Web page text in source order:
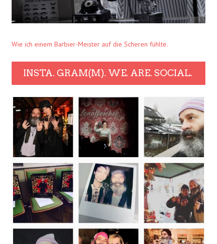
Wie ich einem Barbier-Meister auf die Scheren fühlte.
INSTA. GRAM(M). WE. ARE. SOCIAL.